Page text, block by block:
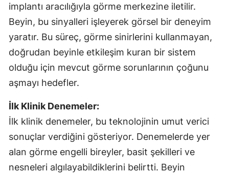
implantı aracılığıyla görme merkezine iletilir.
Beyin, bu sinyalleri işleyerek görsel bir deneyim
yaratır. Bu süreç, görme sinirlerini kullanmayan,
doğrudan beyinle etkileşim kuran bir sistem
olduğu için mevcut görme sorunlarının çoğunu
aşmayı hedefler.
İlk Klinik Denemeler:
İlk klinik denemeler, bu teknolojinin umut verici
sonuçlar verdiğini gösteriyor. Denemelerde yer
alan görme engelli bireyler, basit şekilleri ve
nesneleri algılayabildiklerini belirtti. Beyin